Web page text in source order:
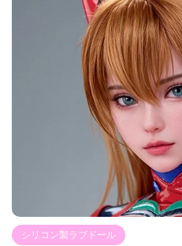
シリコン製ラブドール